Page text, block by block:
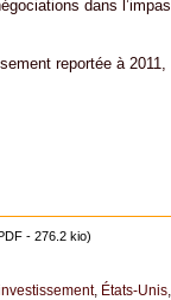
dans
reportée à 2011,
- 276.2 kio)
, États-Unis